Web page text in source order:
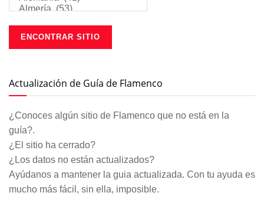
Actualización de Guía de Flamenco
¿Conoces algún sitio de Flamenco que no está en la
guía?.
¿El sitio ha cerrado?
¿Los datos no están actualizados?
Ayúdanos a mantener la guia actualizada. Con tu ayuda es
mucho más fácil, sin ella, imposible.